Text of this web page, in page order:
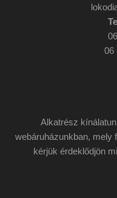
06
Alkatrész
webáruházunkban, mely
kérjük érdeklődjön